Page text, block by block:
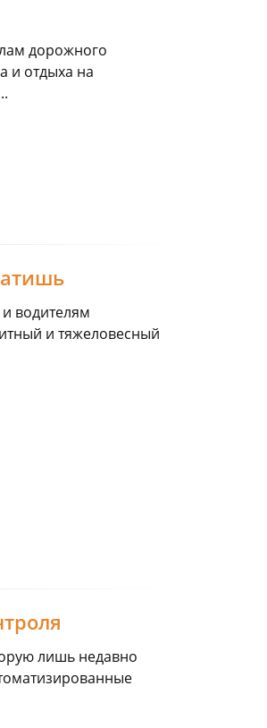
дорожного
и отдыха на
водителям
и тяжеловесный
лишь недавно